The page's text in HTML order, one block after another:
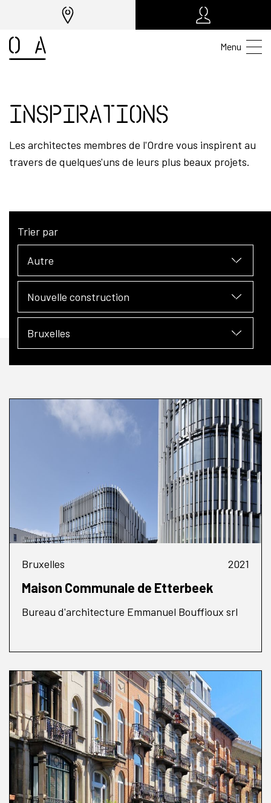
Menu
Inspirations
Les architectes membres de l'Ordre vous inspirent au
travers de quelques'uns de leurs plus beaux projets.
Trier par
Autre
Nouvelle construction
Bruxelles
Bruxelles 2021
Maison Communale de Etterbeek
Bureau d'architecture Emmanuel Bouffioux srl